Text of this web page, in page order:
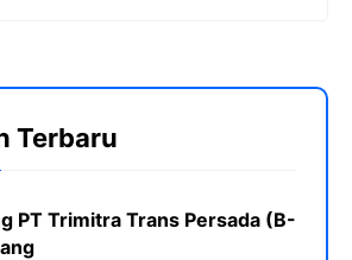
Terbaru
PT Trimitra Trans Persada (B-